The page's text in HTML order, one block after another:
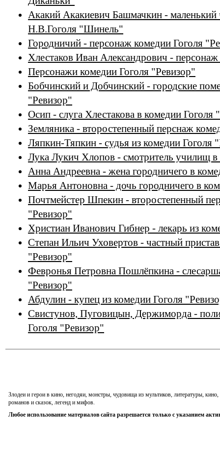
Акакий Акакиевич Башмачкин - маленький
Н.В.Гоголя "Шинель"
Городничий - персонаж комедии Гоголя
Хлестаков Иван Александрович -
Персонажи комедии Гоголя "Ревизор"
Бобчинский и Добчинский - городские
"Ревизор"
Осип - слуга Хлестакова в комедии Гоголя
Земляника - второстепенный перснаж
Ляпкин-Тяпкин - судья из комедии Гоголя
Лука Лукич Хлопов - смотритель училищ
Анна Андреевна - жена городничего в
Марья Антоновна - дочь городничего в
Почтмейстер Шпекин - второстепенный
"Ревизор"
Христиан Иванович Гибнер - лекарь из
Степан Ильич Уховертов - частный
"Ревизор"
Февронья Петровна Пошлёпкина -
"Ревизор"
Абдулин - купец из комедии Гоголя
Свистунов, Пуговицын, Держиморда -
Гоголя "Ревизор"
Злодеи и герои в кино, негодяи, монстры, чудовища из мультиков, литературы,
романов и сказок, легенд и мифов.
Любое использование материалов сайта разрешается только с указанием